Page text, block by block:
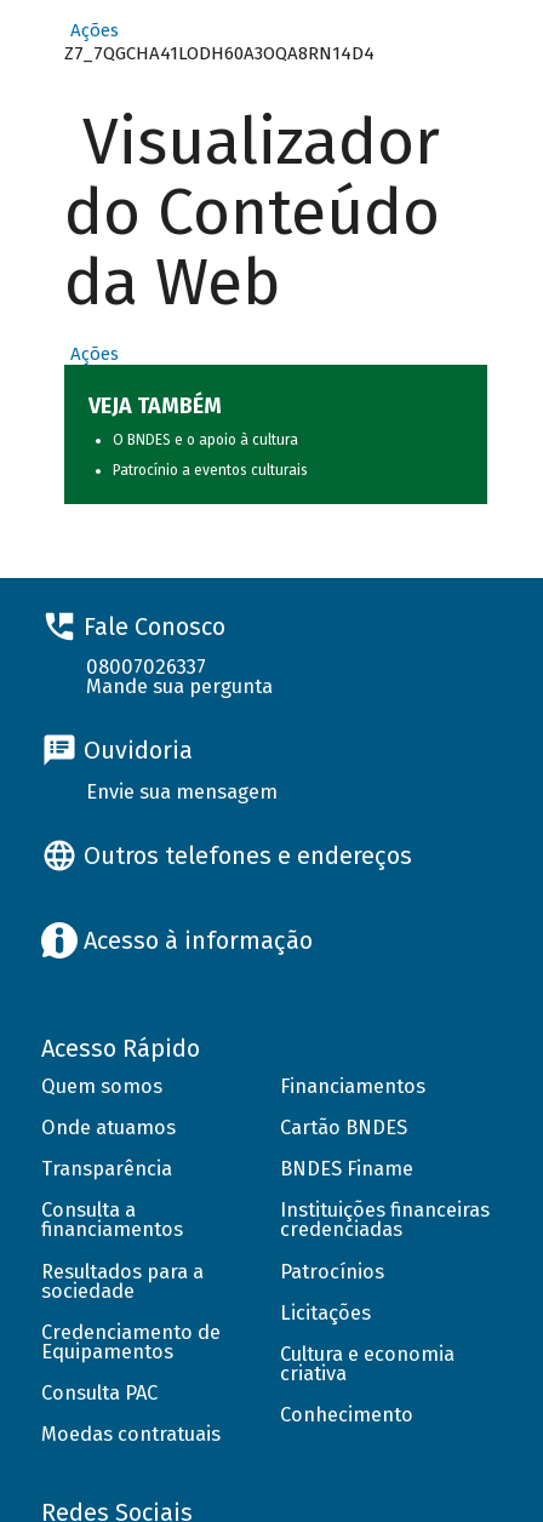
Ações
Z7_7QGCHA41LODH60A3OQA8RN14D4
Visualizador
do Conteúdo
da Web
Ações
VEJA TAMBÉM
O BNDES e o apoio à cultura
Patrocínio a eventos culturais
Fale Conosco
08007026337
Mande sua pergunta
Ouvidoria
Envie sua mensagem
Outros telefones e endereços
Acesso à informação
Acesso Rápido
Quem somos
Onde atuamos
Transparência
Consulta a
financiamentos
Resultados para a
sociedade
Credenciamento de
Equipamentos
Consulta PAC
Moedas contratuais
Financiamentos
Cartão BNDES
BNDES Finame
Instituições financeiras
credenciadas
Patrocínios
Licitações
Cultura e economia
criativa
Conhecimento
Redes Sociais